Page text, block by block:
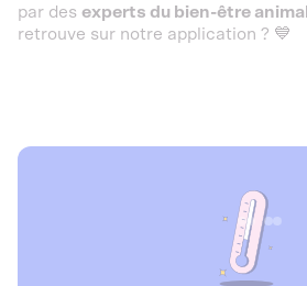
par des experts du bien-être animal
retrouve sur notre application ? 💙